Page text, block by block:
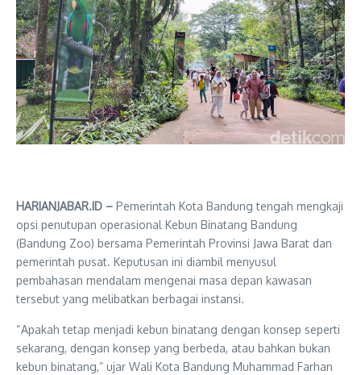
HARIANJABAR.ID – Pemerintah Kota Bandung tengah mengkaji
opsi penutupan operasional Kebun Binatang Bandung
(Bandung Zoo) bersama Pemerintah Provinsi Jawa Barat dan
pemerintah pusat. Keputusan ini diambil menyusul
pembahasan mendalam mengenai masa depan kawasan
tersebut yang melibatkan berbagai instansi.
“Apakah tetap menjadi kebun binatang dengan konsep seperti
sekarang, dengan konsep yang berbeda, atau bahkan bukan
kebun binatang,” ujar Wali Kota Bandung Muhammad Farhan